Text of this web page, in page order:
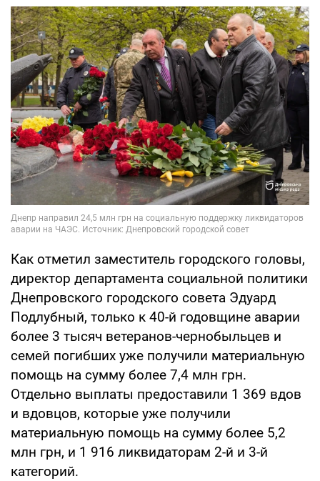
Как отметил заместитель городского головы,
директор департамента социальной политики
Днепровского городского совета Эдуард
Подлубный, только к 40-й годовщине аварии
более 3 тысяч ветеранов-чернобыльцев и
семей погибших уже получили материальную
помощь на сумму более 7,4 млн грн.
Отдельно выплаты предоставили 1 369 вдов
и вдовцов, которые уже получили
материальную помощь на сумму более 5,2
млн грн, и 1 916 ликвидаторам 2-й и 3-й
категорий.